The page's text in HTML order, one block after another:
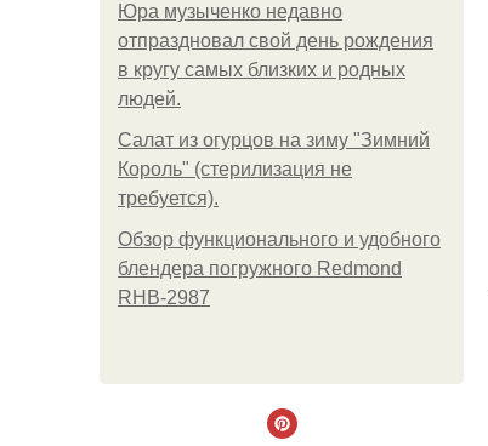
Юра музыченко недавно
отпраздновал свой день рождения
в кругу самых близких и родных
людей.
Салат из огурцов на зиму "Зимний
Король" (стерилизация не
требуется).
Обзор функционального и удобного
блендера погружного Redmond
RHB-2987